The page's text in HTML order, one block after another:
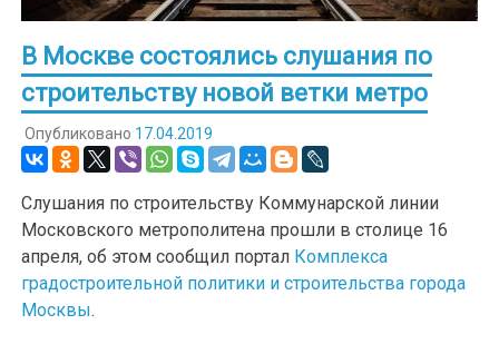
В Москве состоялись слушания по
строительству новой ветки метро
Опубликовано 17.04.2019
Слушания по строительству Коммунарской линии
Московского метрополитена прошли в столице 16
апреля, об этом сообщил портал Комплекса
градостроительной политики и строительства города
Москвы.